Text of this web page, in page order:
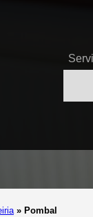
» Pombal